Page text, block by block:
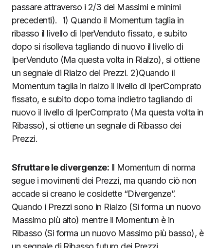
passare attraverso i 2/3 dei Massimi e minimi
precedenti). 1) Quando il Momentum taglia in
ribasso il livello di IperVenduto fissato, e subito
dopo si risolleva tagliando di nuovo il livello di
IperVenduto (Ma questa volta in Rialzo), si ottiene
un segnale di Rialzo dei Prezzi. 2)Quando il
Momentum taglia in rialzo il livello di IperComprato
fissato, e subito dopo torna indietro tagliando di
nuovo il livello di IperComprato (Ma questa volta in
Ribasso), si ottiene un segnale di Ribasso dei
Prezzi.
Sfruttare le divergenze: Il Momentum di norma
segue i movimenti dei Prezzi, ma quando ciò non
accade si creano le cosidette “Divergenze”.
Quando i Prezzi sono in Rialzo (Si forma un nuovo
Massimo più alto) mentre il Momentum è in
Ribasso (Si forma un nuovo Massimo più basso), è